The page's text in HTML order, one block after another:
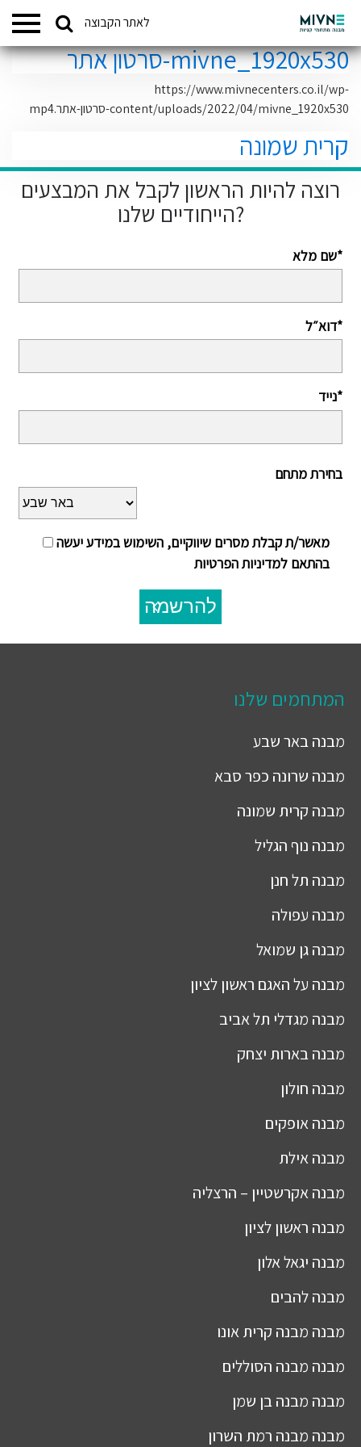
לאתר הקבוצה המתחמים שלנו
mivne_1920x530-סרטון אתר
https://www.mivnecenters.co.il/wp-
content/uploads/2022/04/mivne_1920x530-סרטון-אתר.mp4
קרית שמונה
רוצה להיות הראשון לקבל את המבצעים
הייחודיים שלנו?
שם מלא*
דוא״ל*
נייד*
בחירת מתחם
מאשר/ת קבלת מסרים שיווקיים, השימוש במידע יעשה
בהתאם למדיניות הפרטיות
להרשמה
המתחמים שלנו
מבנהבאר שבע
מבנה שרונה כפר סבא
מבנה קרית שמונה
מבנה נוף הגליל
מבנה תל חנן
מבנה עפולה
מבנהגן שמואל
מבנה על האגם ראשון לציון
מבנה מגדלי תל אביב
מבנהבארות יצחק
מבנה חולון
מבנהאופקים
מבנהאילת
מבנהאקרשטיין – הרצליה
מבנה ראשון לציון
מבנה יגאל אלון
מבנהלהבים
מבנה מבנה קרית אונו
מבנה מבנה הסוללים
מבנה מבנה בן שמן
מבנה מבנה רמת השרון